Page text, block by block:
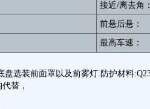
接近/离去角：
前悬后悬：
最高车速：
选装前面罩以及前雾灯.防护材料
替，